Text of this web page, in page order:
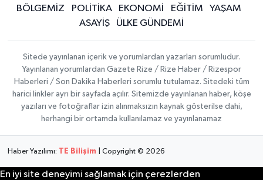
BÖLGEMİZ
POLİTİKA EKONOMİ EĞİTİM
YAŞAM
ASAYİŞ
ÜLKE GÜNDEMİ
Sitede yayınlanan içerik ve yorumlardan yazarları sorumludur.
Yayınlanan yorumlardan Gazete Rize / Rize Haber / Rizespor
Haberleri / Son Dakika Haberleri sorumlu tutulamaz. Sitedeki tüm
harici linkler ayrı bir sayfada açılır. Sitemizde yayınlanan haber, köşe
yazıları ve fotoğraflar izin alınmaksızın kaynak gösterilse dahi,
herhangi bir ortamda kullanılamaz ve yayınlanamaz
Haber Yazılımı: TE Bilişim | Copyright © 2026
En iyi site deneyimi sağlamak için çerezlerden